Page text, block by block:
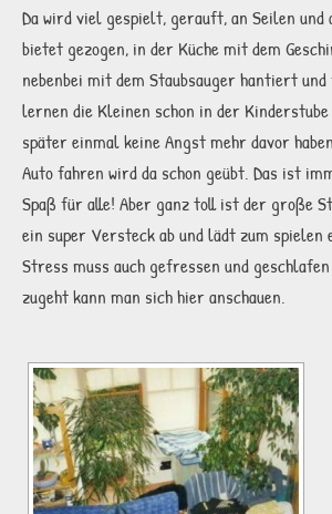
Da wird viel gespielt, gerauft, an Seilen und
bietet gezogen, in der Küche mit dem
nebenbei mit dem Staubsauger hantiert
lernen die Kleinen schon in der Kinderstube
später einmal keine Angst mehr davor
Auto fahren wird da schon geübt. Das ist
Spaß für alle! Aber ganz toll ist der große
ein super Versteck ab und lädt zum spielen
Stress muss auch gefressen und geschlafen
zugeht kann man sich hier anschauen.